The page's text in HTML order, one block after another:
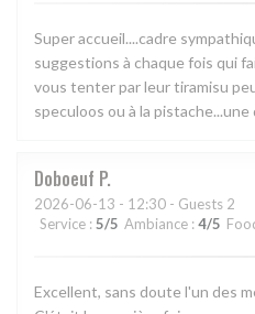
Super accueil....cadre
suggestions à chaque fois qui
vous tenter par leur tiramisu
speculoos ou à la
Doboeuf P
2026-06-13 - 12:30 - Guests 2
Service : 5/5 Ambiance : 4/5
Excellent, sans doute l'un des